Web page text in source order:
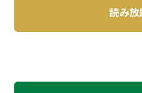
読み放